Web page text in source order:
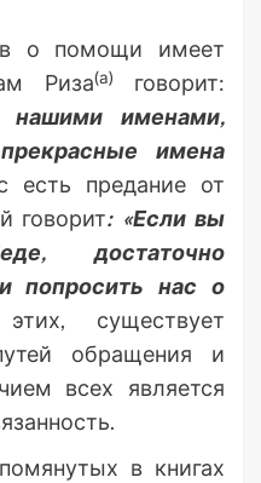
о помощи имеет
Риза(а)
говорит:
нашими именами,
имена
есть предание от
говорит: «Если вы
достаточно
попросить нас о
существует
обращения и
всех является
в книгах